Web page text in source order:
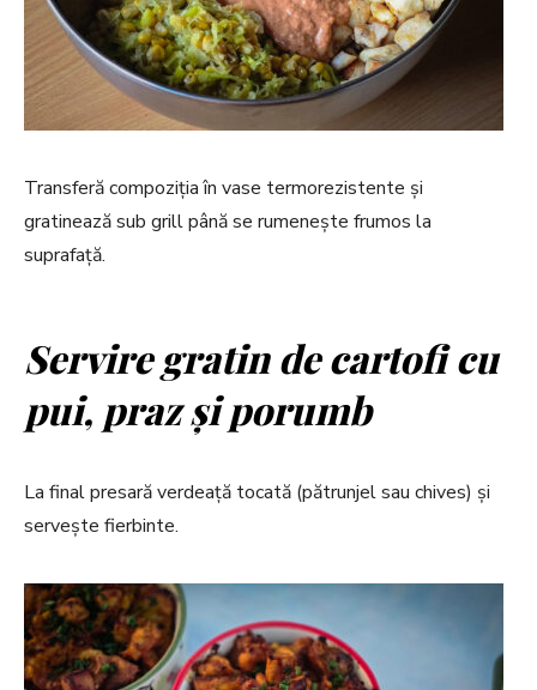
Transferă compoziția în vase termorezistente și
gratinează sub grill până se rumenește frumos la
suprafață.
Servire gratin de cartofi cu
pui, praz și porumb
La final presară verdeață tocată (pătrunjel sau chives) și
servește fierbinte.